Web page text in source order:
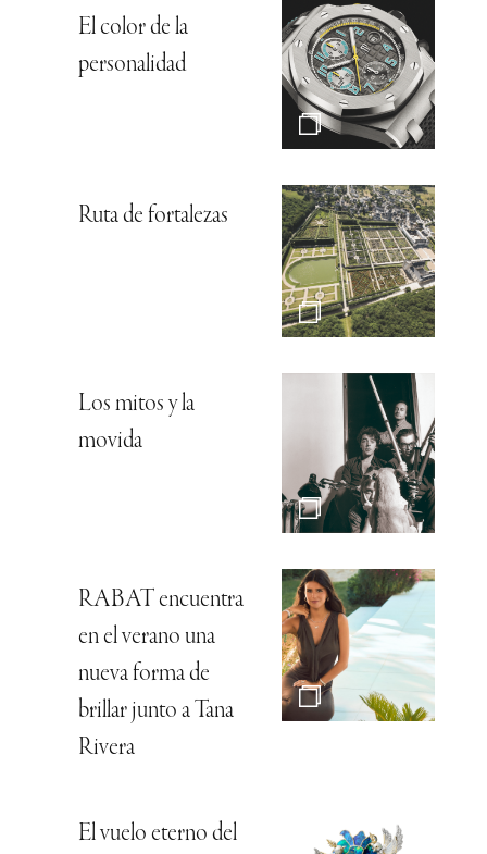
El color de la
personalidad
Ruta de fortalezas
Los mitos y la
movida
RABAT encuentra
en el verano una
nueva forma de
brillar junto a Tana
Rivera
El vuelo eterno del